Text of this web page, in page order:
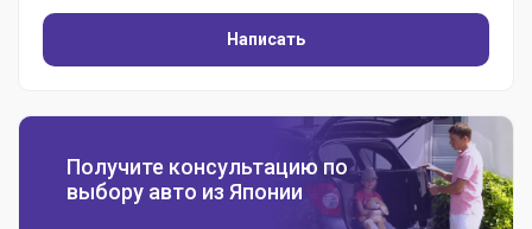
Написать
Получите консультацию по
выбору авто из Японии